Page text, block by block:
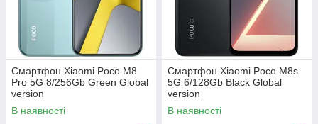
Смартфон Xiaomi Poco M8
Pro 5G 8/256Gb Green Global
version
В наявності
Смартфон Xiaomi Poco M8s
5G 6/128Gb Black Global
version
В наявності